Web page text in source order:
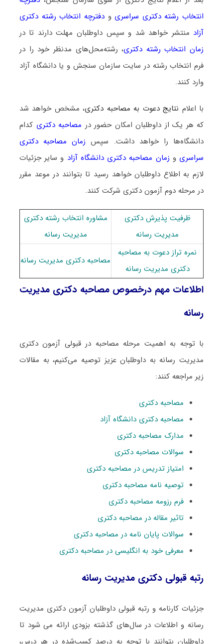
انتخاب رشته دکتری سراسری ودفترچه انتخاب رشته دکتری
آزاد منتشر خواهد شد و سپس داوطلبان مهلت دارند تا در
زمان انتخاب رشته دکتری، رشته‌محل‌های مدنظر خود را در
فرم انتخاب رشته در سایت سازمان سنجش و یا دانشگاه آزاد
وارد کنند.
با اعلام نتایج دعوت به مصاحبه دکتری، مشخص خواهد شد
که هر یک از داوطلبان امکان حضور در مصاحبه دکتری کدام
دانشگاه‌ها را خواهد داشت. سپس زمان مصاحبه دکتری
سراسری و زمان مصاحبه دکتری دانشگاه آزاد و سایر جزئیات
لازم به اطلاع داوطلبان خواهد رسید تا بتوانند در موعد مقرر
در مرحله دوم آزمون دکتری شرکت کنند.
ظرفیت پذیرش دکتری
مدیریت رسانه
مشاوره انتخاب رشته دکتری
مدیریت رسانه
نمره تراز دعوت به مصاحبه
دکتری مدیریت رسانه
مصاحبه دکتری مدیریت رسانه
اطلاعات مهم درخصوص مصاحبه دکتری مدیریت
رسانه
با توجه به اهمیت مرحله مصاحبه در قبولی آزمون دکتری
مدیریت رسانه به داوطلبان عزیز توصیه می‌کنیم، به مقالات
زیر مراجعه کنند:
مصاحبه دکتری
مصاحبه دکتری دانشگاه آزاد
مدارک مصاحبه دکتری
سوالات مصاحبه دکتری
امتیاز تدریس در مصاحبه دکتری
توصیه نامه مصاحبه دکتری
فرم رزومه مصاحبه دکتری
تاثیر مقاله در مصاحبه دکتری
سوالات پایان نامه در مصاحبه دکتری
معرفی خود به انگلیسی در مصاحبه دکتری
رتبه قبولی دکتری مدیریت رسانه
جزئیات کارنامه و رتبه قبولی داوطلبان آزمون دکتری مدیریت
رسانه و اطلاعات در سال‌های گذشته بزودی ارائه می شود تا
داوطلبان بتوانند با توجه به درصد کسب‌شده در هر درس،